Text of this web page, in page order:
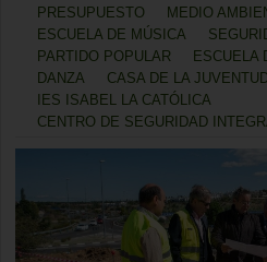
PRESUPUESTO
MEDIO
ESCUELA DE MÚSICA
PARTIDO POPULAR
ESCUELA
DANZA
CASA DE LA
IES ISABEL LA CATÓLICA
CENTRO DE SEGURIDAD